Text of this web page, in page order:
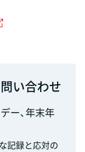
い合わせ
ー、年末年
記録と応対の